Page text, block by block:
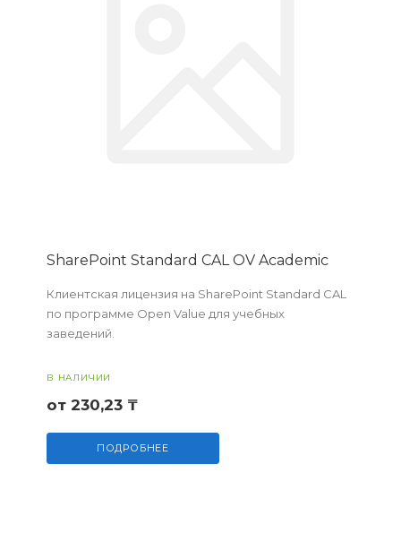
SharePoint Standard CAL OV Academic
Клиентская лицензия на SharePoint Standard CAL
по программе Open Value для учебных
заведений.
В НАЛИЧИИ
от 230,23 ₸
ПОДРОБНЕЕ